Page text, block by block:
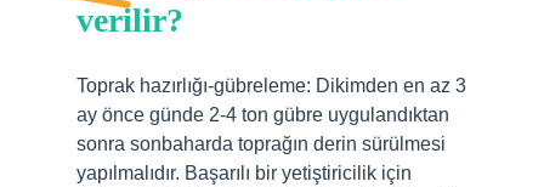
verilir?
Toprak hazırlığı-gübreleme: Dikimden en az 3
ay önce günde 2-4 ton gübre uygulandıktan
sonra sonbaharda toprağın derin sürülmesi
yapılmalıdır. Başarılı bir yetiştiricilik için